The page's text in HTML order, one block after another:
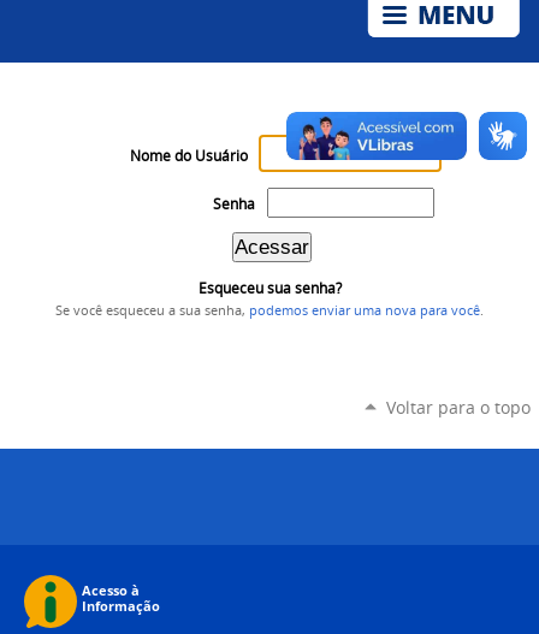
Nome do Usuário
Senha
Esqueceu sua senha?
Se você esqueceu a sua senha, podemos enviar uma nova para você
Voltar para o topo